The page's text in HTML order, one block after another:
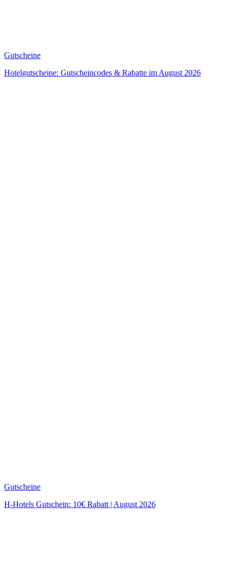
Gutscheine
Hotelgutscheine: Gutscheincodes & Rabatte im August 2026
Gutscheine
H-Hotels Gutschein: 10€ Rabatt | August 2026